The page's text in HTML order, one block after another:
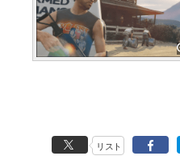
リスト